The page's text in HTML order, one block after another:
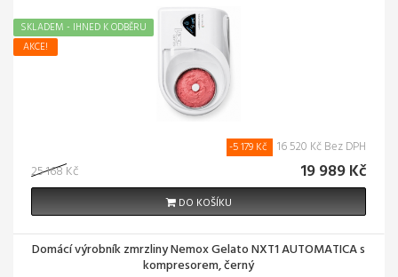
AKCE!
SKLADEM - IHNED K ODBĚRU
25 168 Kč
-5 179 Kč 16 520 Kč Bez DPH
19 989 Kč
DO KOŠÍKU
Domácí výrobník zmrzliny Nemox Gelato NXT1 AUTOMATICA s
kompresorem, černý